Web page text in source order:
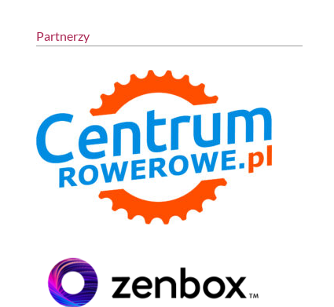
Partnerzy